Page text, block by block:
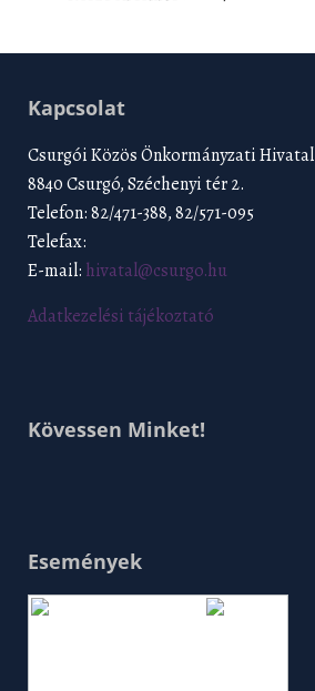
Kapcsolat
Csurgói Közös Önkormányzati Hivatal
8840 Csurgó, Széchenyi tér 2.
Telefon: 82/471-388, 82/571-095
Telefax:
E-mail: hivatal@csurgo.hu
Adatkezelési tájékoztató
Kövessen Minket!
Események